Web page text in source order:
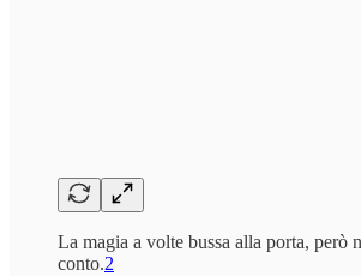
La magia a volte bussa alla porta, però
conto.2